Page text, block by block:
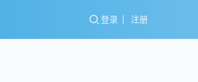
登录 注册